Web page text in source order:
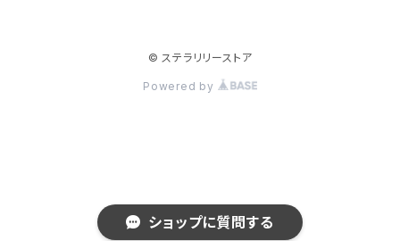
ショップに質問する
© ステラリリーストア
Powered by